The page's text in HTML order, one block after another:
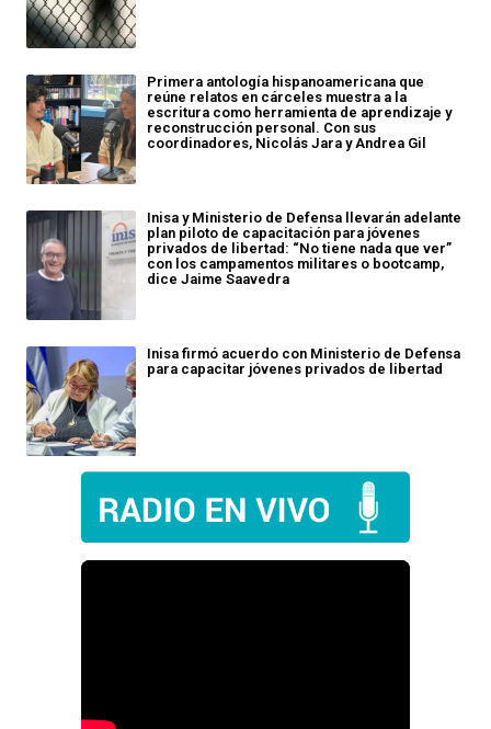
Primera antología hispanoamericana que
reúne relatos en cárceles muestra a la
escritura como herramienta de aprendizaje y
reconstrucción personal. Con sus
coordinadores, Nicolás Jara y Andrea Gil
Inisa y Ministerio de Defensa llevarán adelante
plan piloto de capacitación para jóvenes
privados de libertad: “No tiene nada que ver”
con los campamentos militares o bootcamp,
dice Jaime Saavedra
Inisa firmó acuerdo con Ministerio de Defensa
para capacitar jóvenes privados de libertad